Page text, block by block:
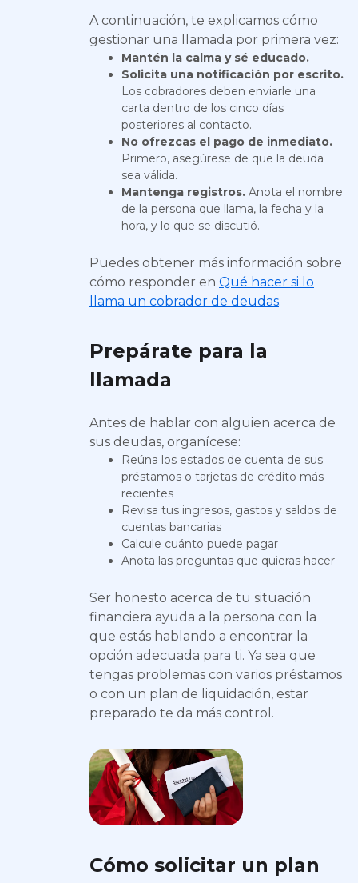
A continuación, te explicamos cómo
gestionar una llamada por primera vez:
Mantén la calma y sé educado.
Solicita una notificación por escrito.
Los cobradores deben enviarle una
carta dentro de los cinco días
posteriores al contacto.
No ofrezcas el pago de inmediato.
Primero, asegúrese de que la deuda
sea válida.
Mantenga registros. Anota el nombre
de la persona que llama, la fecha y la
hora, y lo que se discutió.
Puedes obtener más información sobre
cómo responder en Qué hacer si lo
llama un cobrador de deudas.
Prepárate para la
llamada
Antes de hablar con alguien acerca de
sus deudas, organícese:
Reúna los estados de cuenta de sus
préstamos o tarjetas de crédito más
recientes
Revisa tus ingresos, gastos y saldos de
cuentas bancarias
Calcule cuánto puede pagar
Anota las preguntas que quieras hacer
Ser honesto acerca de tu situación
financiera ayuda a la persona con la
que estás hablando a encontrar la
opción adecuada para ti. Ya sea que
tengas problemas con varios préstamos
o con un plan de liquidación, estar
preparado te da más control.
Cómo solicitar un plan